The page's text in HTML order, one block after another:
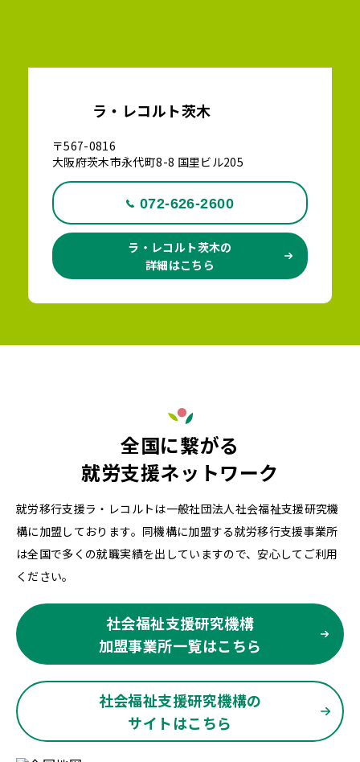
ラ・レコルト茨木
〒567-0816
大阪府茨木市永代町8-8 国里ビル205
072-626-2600
ラ・レコルト茨木の
詳細はこちら
全国に繋がる
就労支援ネットワーク
就労移行支援ラ・レコルトは一般社団法人社会福祉支援研究機
構に加盟しております。同機構に加盟する就労移行支援事業所
は全国で多くの就職実績を出していますので、安心してご利用
ください。
社会福祉支援研究機構
加盟事業所一覧はこちら
社会福祉支援研究機構の
サイトはこちら